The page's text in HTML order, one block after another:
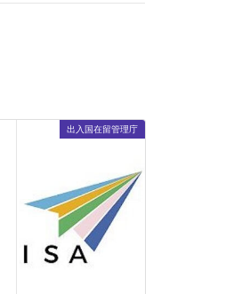
出入国在留管理庁